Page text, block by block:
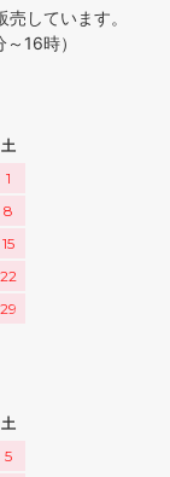
しています。
16時）
土
1
8
15
22
29
土
5